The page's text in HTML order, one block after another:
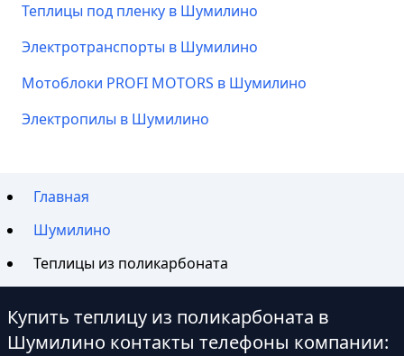
Теплицы под пленку в Шумилино
Электротранспорты в Шумилино
Мотоблоки PROFI MOTORS в Шумилино
Электропилы в Шумилино
Главная
Шумилино
Теплицы из поликарбоната
Купить теплицу из поликарбоната в
Шумилино контакты телефоны компании: